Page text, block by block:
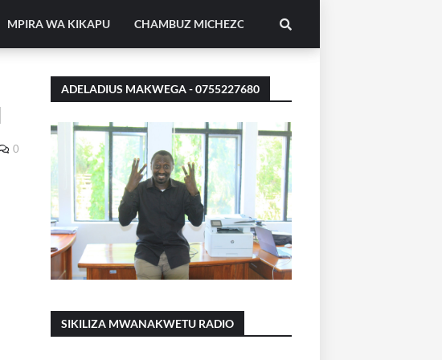
MPIRA WA KIKAPU CHAMBUZ MICHEZO
0
ADELADIUS MAKWEGA - 0755227680
SIKILIZA MWANAKWETU RADIO